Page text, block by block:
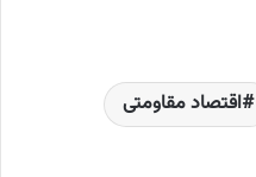
اقتصاد مقاومتی